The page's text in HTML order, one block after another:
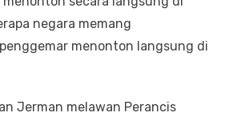
negara memang
menonton langsung di
Jerman melawan Perancis